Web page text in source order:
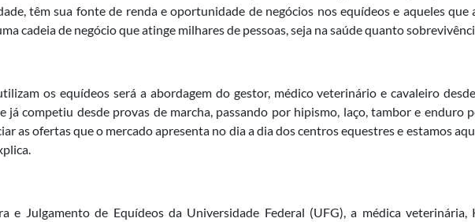
têm sua fonte de renda e oportunidade de negócios nos equídeos e aqueles que
cadeia de negócio que atinge milhares de pessoas, seja na saúde quanto
os equídeos será a abordagem do gestor, médico veterinário e cavaleiro
já competiu desde provas de marcha, passando por hipismo, laço, tambor e enduro
as ofertas que o mercado apresenta no dia a dia dos centros equestres e estamos
e Julgamento de Equídeos da Universidade Federal (UFG), a médica